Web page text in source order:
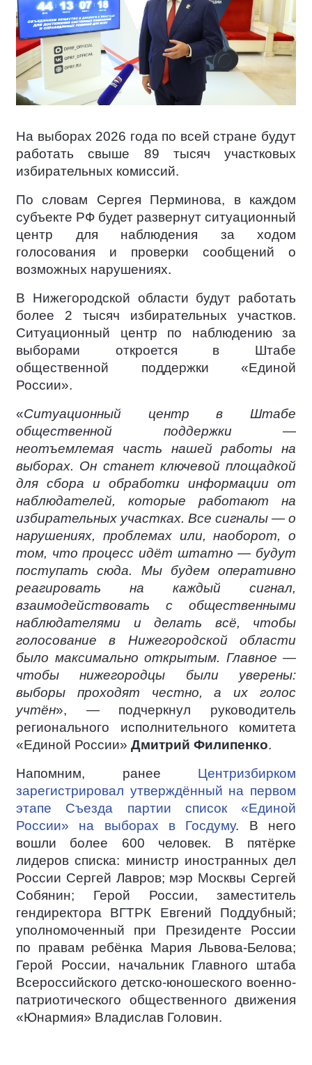
На выборах 2026 года по всей стране будут
работать свыше 89 тысяч участковых
избирательных комиссий.
По словам Сергея Перминова, в каждом
субъекте РФ будет развернут ситуационный
центр для наблюдения за ходом
голосования и проверки сообщений о
возможных нарушениях.
В Нижегородской области будут работать
более 2 тысяч избирательных участков.
Ситуационный центр по наблюдению за
выборами откроется в Штабе
общественной поддержки «Единой
России».
«Ситуационный центр в Штабе
общественной поддержки —
неотъемлемая часть нашей работы на
выборах. Он станет ключевой площадкой
для сбора и обработки информации от
наблюдателей, которые работают на
избирательных участках. Все сигналы — о
нарушениях, проблемах или, наоборот, о
том, что процесс идёт штатно — будут
поступать сюда. Мы будем оперативно
реагировать на каждый сигнал,
взаимодействовать с общественными
наблюдателями и делать всё, чтобы
голосование в Нижегородской области
было максимально открытым. Главное —
чтобы нижегородцы были уверены:
выборы проходят честно, а их голос
учтён», — подчеркнул руководитель
регионального исполнительного комитета
«Единой России» Дмитрий Филипенко.
Напомним, ранее Центризбирком
зарегистрировал утверждённый на первом
этапе Съезда партии список «Единой
России» на выборах в Госдуму. В него
вошли более 600 человек. В пятёрке
лидеров списка: министр иностранных дел
России Сергей Лавров; мэр Москвы Сергей
Собянин; Герой России, заместитель
гендиректора ВГТРК Евгений Поддубный;
уполномоченный при Президенте России
по правам ребёнка Мария Львова-Белова;
Герой России, начальник Главного штаба
Всероссийского детско-юношеского военно-
патриотического общественного движения
«Юнармия» Владислав Головин.